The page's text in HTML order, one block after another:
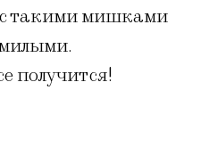
такими мишками
получится!